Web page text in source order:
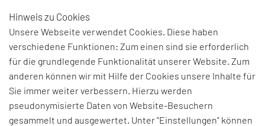
BEGRIFFSERKLÄRUNG:
LEAN MANAGEMENT
Hinweis zu Cookies
Unsere Webseite verwendet Cookies. Diese haben
verschiedene Funktionen: Zum einen sind sie erforderlich
für die grundlegende Funktionalität unserer Website. Zum
anderen können wir mit Hilfe der Cookies unsere Inhalte für
Sie immer weiter verbessern. Hierzu werden
pseudonymisierte Daten von Website-Besuchern
gesammelt und ausgewertet. Unter "Einstellungen" können